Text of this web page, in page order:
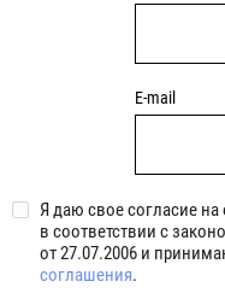
E-mail
Я даю свое согласие
в соответствии с
от 27.07.2006 и
соглашения.